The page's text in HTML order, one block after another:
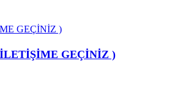
GEÇİNİZ )
GEÇİNİZ )